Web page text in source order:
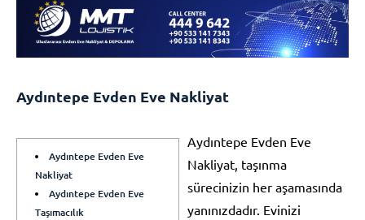
Aydıntepe Evden Eve Nakliyat
Aydıntepe Evden Eve
Nakliyat
Aydıntepe Evden Eve
Taşımacılık
Aydıntepe Evden Eve
Nakliyat, taşınma
sürecinizin her aşamasında
yanınızdadır. Evinizi